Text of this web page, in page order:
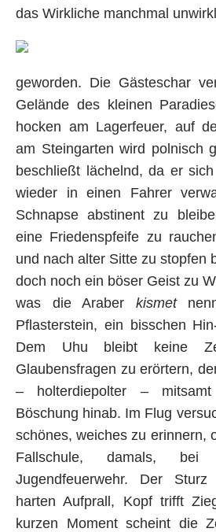
das Wirkliche manchmal
geworden. Die Gästeschar
Gelände des kleinen
hocken am Lagerfeuer, auf
am Steingarten wird polnisch
beschließt lächelnd, da er
wieder in einen Fahrer
Schnapse abstinent zu
eine Friedenspfeife zu
und nach alter Sitte zu stopfen
doch noch ein böser Geist zu
was die Araber kismet
Pflasterstein, ein bisschen
Dem Uhu bleibt keine
Glaubensfragen zu erörtern,
– holterdiepolter –
Böschung hinab. Im Flug
schönes, weiches zu erinnern,
Fallschule, damals, bei
Jugendfeuerwehr. Der
harten Aufprall, Kopf trifft
kurzen Moment scheint die